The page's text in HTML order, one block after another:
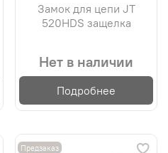
Замок для цепи JT
520HDS защелка
Нет в наличии
Подробнее
Предзаказ